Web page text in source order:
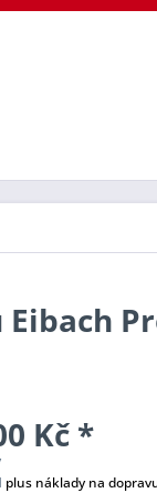
Eibach
Kč *
plus náklady na